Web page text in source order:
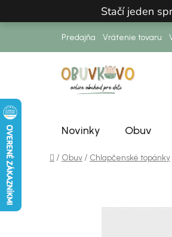
Stačí jeden
Predajňa Vrátenie tovaru
Novinky Obuv
Domov
/ Obuv / Chlapčenské topánky